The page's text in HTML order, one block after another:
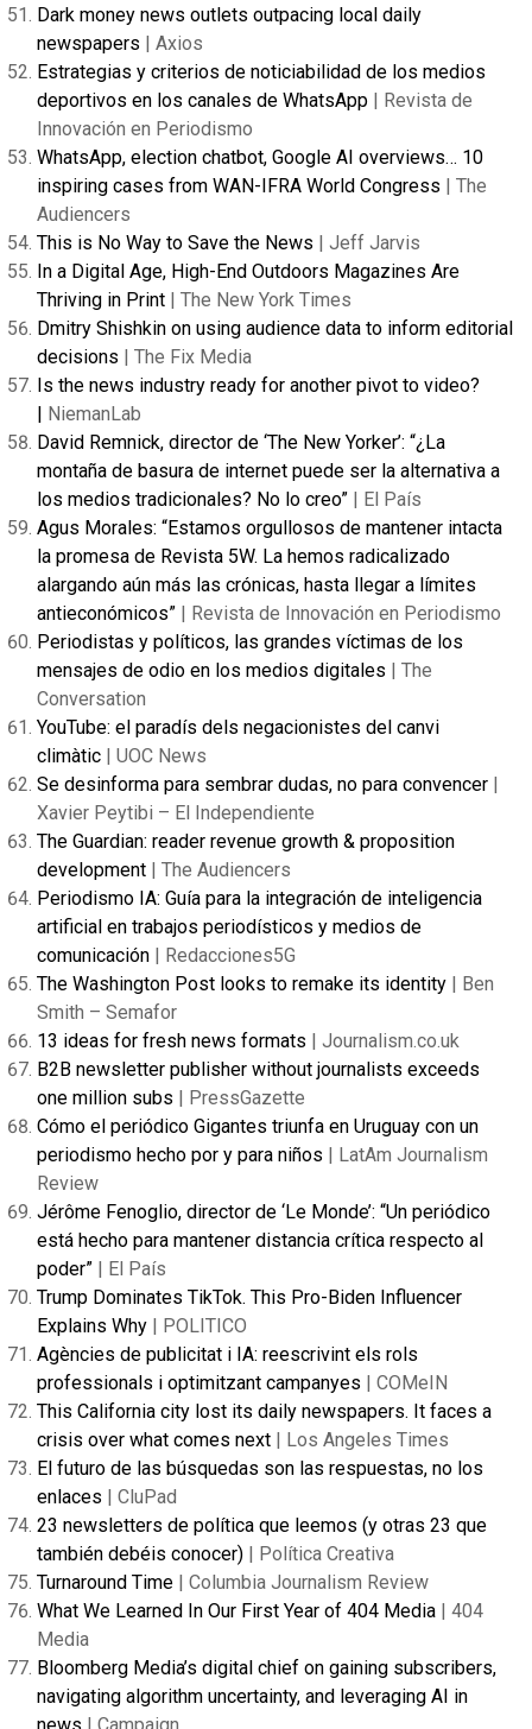
Dark money news outlets outpacing local daily
newspapers | Axios
Estrategias y criterios de noticiabilidad de los medios
deportivos en los canales de WhatsApp | Revista de
Innovación en Periodismo
WhatsApp, election chatbot, Google AI overviews… 10
inspiring cases from WAN-IFRA World Congress | The
Audiencers
This is No Way to Save the News | Jeff Jarvis
In a Digital Age, High-End Outdoors Magazines Are
Thriving in Print | The New York Times
Dmitry Shishkin on using audience data to inform editorial
decisions | The Fix Media
Is the news industry ready for another pivot to video?
NiemanLab
David Remnick, director de ‘The New Yorker’: “¿La
montaña de basura de internet puede ser la alternativa a
los medios tradicionales? No lo creo” | El País
Agus Morales: “Estamos orgullosos de mantener intacta
la promesa de Revista 5W. La hemos radicalizado
alargando aún más las crónicas, hasta llegar a límites
antieconómicos” | Revista de Innovación en Periodismo
Periodistas y políticos, las grandes víctimas de los
mensajes de odio en los medios digitales | The
Conversation
YouTube: el paradís dels negacionistes del canvi
climàtic | UOC News
Se desinforma para sembrar dudas, no para convencer
Xavier Peytibi – El Independiente
The Guardian: reader revenue growth & proposition
development | The Audiencers
Periodismo IA: Guía para la integración de inteligencia
artificial en trabajos periodísticos y medios de
comunicación | Redacciones5G
The Washington Post looks to remake its identity | Ben
Smith – Semafor
13 ideas for fresh news formats | Journalism.co.uk
B2B newsletter publisher without journalists exceeds
one million subs | PressGazette
Cómo el periódico Gigantes triunfa en Uruguay con un
periodismo hecho por y para niños | LatAm Journalism
Review
Jérôme Fenoglio, director de ‘Le Monde’: “Un periódico
está hecho para mantener distancia crítica respecto al
poder” | El País
Trump Dominates TikTok. This Pro-Biden Influencer
Explains Why | POLITICO
Agències de publicitat i IA: reescrivint els rols
professionals i optimitzant campanyes | COMeIN
This California city lost its daily newspapers. It faces a
crisis over what comes next | Los Angeles Times
El futuro de las búsquedas son las respuestas, no los
enlaces | CluPad
23 newsletters de política que leemos (y otras 23 que
también debéis conocer) | Política Creativa
Turnaround Time | Columbia Journalism Review
What We Learned In Our First Year of 404 Media | 404
Media
Bloomberg Media’s digital chief on gaining subscribers,
navigating algorithm uncertainty, and leveraging AI in